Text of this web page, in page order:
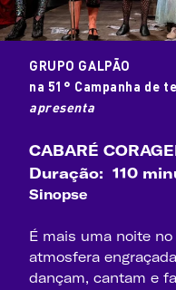
GRUPO GALPÃO
na 51° Campanha de
apresenta
CABARÉ
Duração: 110
Sinopse
É mais uma noite
atmosfera
dançam, cantam e